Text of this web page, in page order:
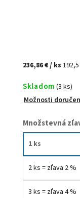
236,86 €/ ks
Skladom (3 ks)
Možnosti
Množstevná
1 ks
2 ks = zľava 2 %
3 ks = zľava 4 %